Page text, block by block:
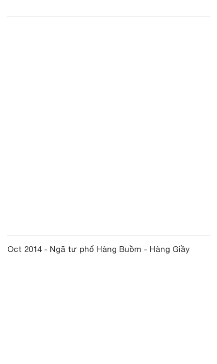
Oct 2014 - Ngã tư phố Hàng Buồm - Hàng Giầy